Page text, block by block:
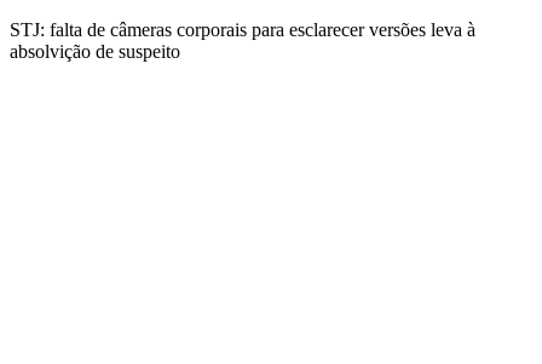
STJ: falta de câmeras corporais para esclarecer versões leva à
absolvição de suspeito